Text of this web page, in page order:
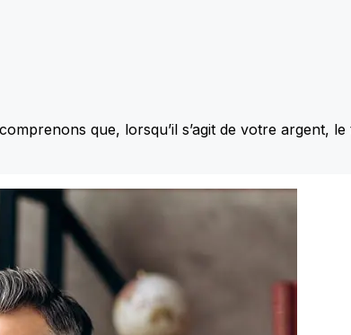
que, lorsqu’il s’agit de votre argent, le